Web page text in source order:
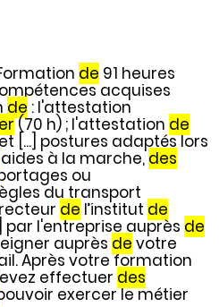
de 91 heures
acquises
de : l'attestation
(70 h) ; l'attestation de
[...] postures adaptés lors
aides à la marche,des
ou
du transport
de l’institut de
l'entreprise auprès de
auprès de votre
Après votre formation
effectuer des
exercer le métier